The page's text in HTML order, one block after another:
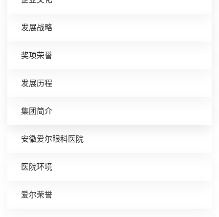
发展战略
奖项荣誉
发展历程
集团简介
安徽爱尔眼科医院
医院环境
爱尔荣誉